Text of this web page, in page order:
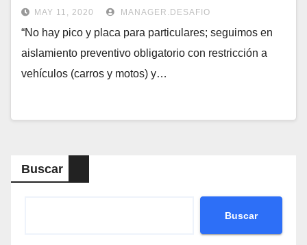
MAY 11, 2020 MANAGER.DESAFIO
“No hay pico y placa para particulares; seguimos en
aislamiento preventivo obligatorio con restricción a
vehículos (carros y motos) y…
Buscar
Buscar